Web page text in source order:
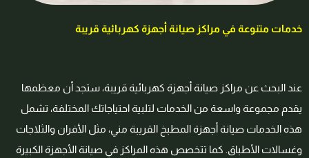
خدمات متنوعة في مراكز صيانة أجهزة كهربائية قريبة
عند البحث عن مراكز صيانة أجهزة كهربائية قريبة، ستجد أن معظمها
يقدم مجموعة واسعة من الخدمات لتلبية احتياجاتك المختلفة، تشمل
هذه الخدمات صيانة أجهزة المطبخ القريبة مني، مثل الأفران والثلاجات
وغسالات الأطباق. كما تتخصص هذه المراكز في صيانة الأجهزة الكبيرة